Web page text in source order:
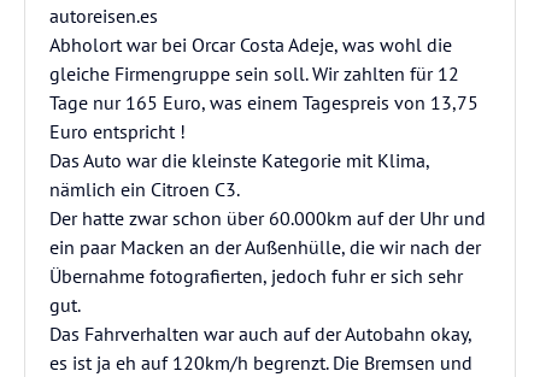
autoreisen.es
Abholort war bei Orcar Costa Adeje, was wohl die
gleiche Firmengruppe sein soll. Wir zahlten für 12
Tage nur 165 Euro, was einem Tagespreis von 13,75
Euro entspricht !
Das Auto war die kleinste Kategorie mit Klima,
nämlich ein Citroen C3.
Der hatte zwar schon über 60.000km auf der Uhr und
ein paar Macken an der Außenhülle, die wir nach der
Übernahme fotografierten, jedoch fuhr er sich sehr
gut.
Das Fahrverhalten war auch auf der Autobahn okay,
es ist ja eh auf 120km/h begrenzt. Die Bremsen und